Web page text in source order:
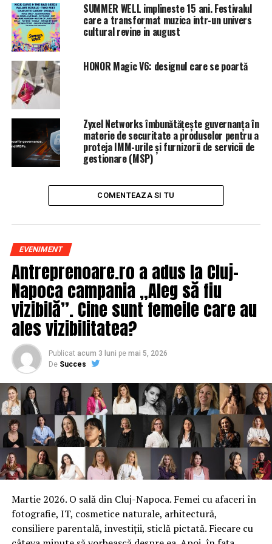
luna aprilie.
Agenţia de presă oficială din Qatar a confirmat
adoptatea Legii nr. 13, afirmând că
prevederi”ale legislaţiei precedente referitoare la
intrarea, ieşirea şi rezidenţa expoatriaţilor. Agenţia nu a
precizat care sunt prevederile modificate şi nu a oferit
detalii referitoare la schimbări.
Sistemul din Qatar încă impune ca cei 1,6 milioane de
muncitori străini, majoritatea asiatici, să solicite
consimţământul angajatorilor atunci când îşi schimbă
respective afirmă că muncitorii sunt expuşi abuzurilor.
salariului minim şi o procedură pentru plângerile
muncitorilor.
ARTICOLE PE ACEIASI TEMA: PRIMA
URMATORUL
Guvernul a calculat câți bani trebuie să dea pentru
pesta porcina
NU RATATI
Fără amendă la prima abatere! Despre ce este vorba
SUMMER WELL implineste 15 ani. Festivalul
care a transformat muzica intr-un univers
cultural revine in august
HONOR Magic V6: designul care se poartă
Zyxel Networks îmbunătățește guvernanța în
materie de securitate a produselor pentru a
proteja IMM-urile și furnizorii de servicii de
gestionare (MSP)
COMENTEAZA SI TU
EVENIMENT
Antreprenoare.ro a adus la Cluj-
Napoca campania „Aleg să fiu
vizibilă”. Cine sunt femeile care au
ales vizibilitatea?
Publicat acum 3 luni pe mai 5, 2026
De Succes
Martie 2026. O sală din Cluj-Napoca. Femei cu afaceri în
fotografie, IT, cosmetice naturale, arhitectură,
consiliere parentală, investiții, sticlă pictată. Fiecare cu